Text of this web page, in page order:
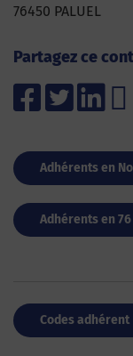
76450 PALUEL
Partagez ce
Adhérents en
Adhérents en
Codes adhérent